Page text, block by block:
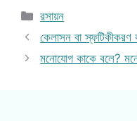
Categories
রসায়ন
কেলাসন বা
মনোযোগ কাকে বলে?